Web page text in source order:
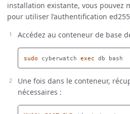
installation existante, vous pouvez
pour utiliser l’authentification
Accédez au conteneur de base
sudo cyberwatch exec
Une fois dans le conteneur,
nécessaires :